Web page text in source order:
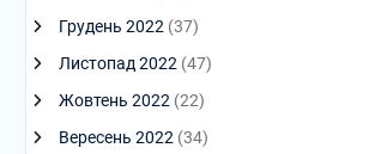
Грудень 2022 (37)
Листопад 2022 (47)
Жовтень 2022 (22)
Вересень 2022 (34)